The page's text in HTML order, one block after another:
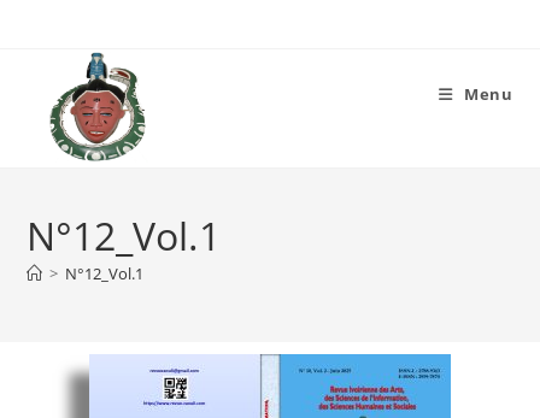
Menu
N°12_Vol.1
> N°12_Vol.1